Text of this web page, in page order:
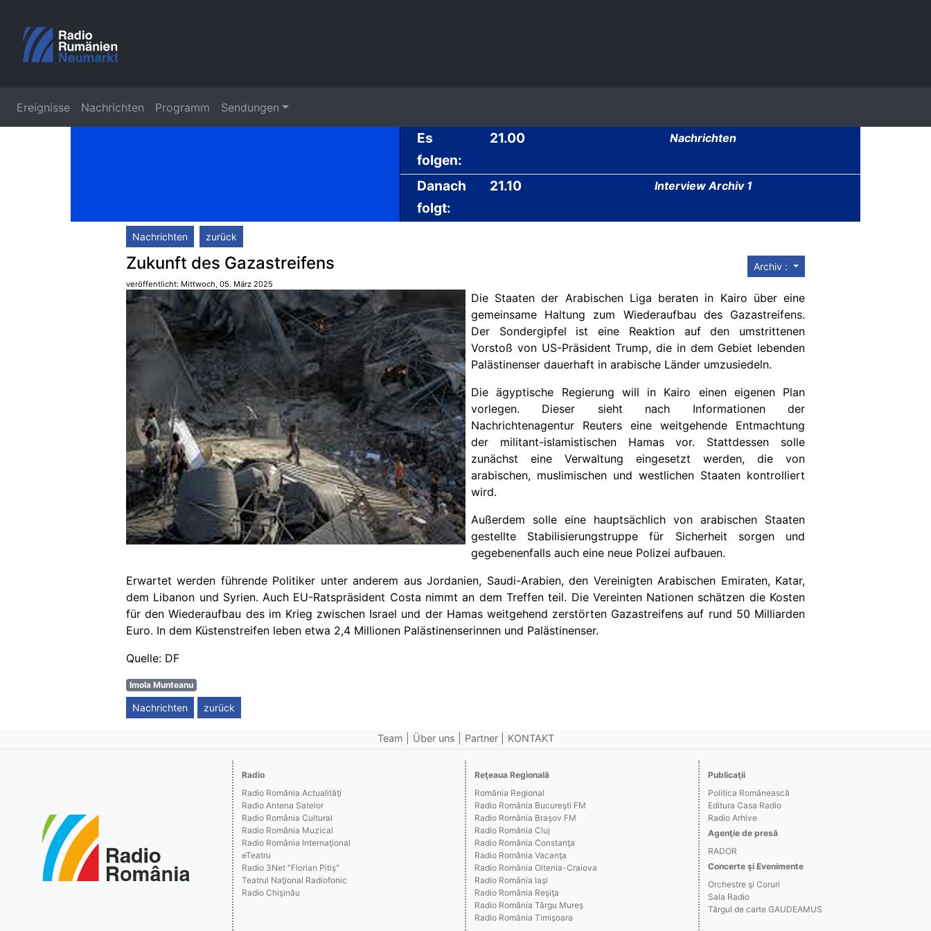
Ereignisse Nachrichten Programm Sendungen
Es
folgen:
21.00 Nachrichten
Danach
folgt:
21.10 Interview Archiv 1
Nachrichten zurück
Archiv :
Zukunft des Gazastreifens
veröffentlicht: Mittwoch, 05. März 2025
Die Staaten der Arabischen Liga beraten in Kairo über eine
gemeinsame Haltung zum Wiederaufbau des Gazastreifens.
Der Sondergipfel ist eine Reaktion auf den umstrittenen
Vorstoß von US-Präsident Trump, die in dem Gebiet lebenden
Palästinenser dauerhaft in arabische Länder umzusiedeln.
Die ägyptische Regierung will in Kairo einen eigenen Plan
vorlegen. Dieser sieht nach Informationen der
Nachrichtenagentur Reuters eine weitgehende Entmachtung
der militant-islamistischen Hamas vor. Stattdessen solle
zunächst eine Verwaltung eingesetzt werden, die von
arabischen, muslimischen und westlichen Staaten kontrolliert
wird.
Außerdem solle eine hauptsächlich von arabischen Staaten
gestellte Stabilisierungstruppe für Sicherheit sorgen und
gegebenenfalls auch eine neue Polizei aufbauen.
Erwartet werden führende Politiker unter anderem aus Jordanien, Saudi-Arabien, den Vereinigten Arabischen Emiraten, Katar,
dem Libanon und Syrien. Auch EU-Ratspräsident Costa nimmt an dem Treffen teil. Die Vereinten Nationen schätzen die Kosten
für den Wiederaufbau des im Krieg zwischen Israel und der Hamas weitgehend zerstörten Gazastreifens auf rund 50 Milliarden
Euro. In dem Küstenstreifen leben etwa 2,4 Millionen Palästinenserinnen und Palästinenser.
Quelle: DF
Imola Munteanu
Nachrichten zurück
Team Über uns Partner KONTAKT
Radio
Radio România Actualităţi
Radio Antena Satelor
Radio România Cultural
Radio România Muzical
Radio România Internaţional
eTeatru
Radio 3Net "Florian Pitiş"
Teatrul Naţional Radiofonic
Radio Chişinău
Reţeaua Regională
România Regional
Radio România Bucureşti FM
Radio România Braşov FM
Radio România Cluj
Radio România Constanţa
Radio România Vacanţa
Radio România Oltenia-Craiova
Radio România Iaşi
Radio România Reşiţa
Radio România Târgu Mureş
Radio România Timişoara
Publicaţii
Politica Românească
Editura Casa Radio
Radio Arhive
Agenţie de presă
RADOR
Concerte şi Evenimente
Orchestre şi Coruri
Sala Radio
Târgul de carte GAUDEAMUS